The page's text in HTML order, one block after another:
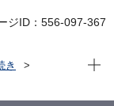
ジID：556-097-367
き
現在